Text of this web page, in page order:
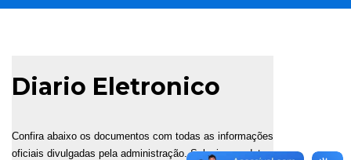
Diario Eletronico
Confira abaixo os documentos com todas as informações
oficiais divulgadas pela administração. Selecione a data